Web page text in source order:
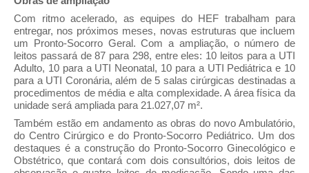
Com ritmo acelerado, as equipes do HEF trabalham para
entregar, nos próximos meses, novas estruturas que incluem
um Pronto-Socorro Geral. Com a ampliação, o número de
leitos passará de 87 para 298, entre eles: 10 leitos para a UTI
Adulto, 10 para a UTI Neonatal, 10 para a UTI Pediátrica e 10
para a UTI Coronária, além de 5 salas cirúrgicas destinadas a
procedimentos de média e alta complexidade. A área física da
unidade será ampliada para 21.027,07 m².
Também estão em andamento as obras do novo Ambulatório,
do Centro Cirúrgico e do Pronto-Socorro Pediátrico. Um dos
destaques é a construção do Pronto-Socorro Ginecológico e
Obstétrico, que contará com dois consultórios, dois leitos de